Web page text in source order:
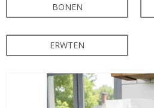
BONEN
ERWTEN